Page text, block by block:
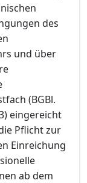
des
und über
(BGBl.
eingereicht
Pflicht zur
Einreichung
ab dem